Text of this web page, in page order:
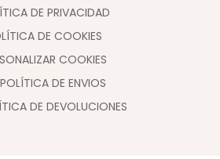
DE PRIVACIDAD
DE COOKIES
COOKIES
POLÍTICA DE ENVIOS
DE DEVOLUCIONES